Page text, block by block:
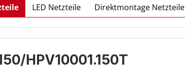
LED Netzteile Direktmontage Netzteile
HPV10001.150T